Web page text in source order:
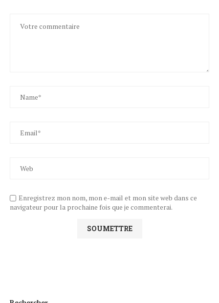
Enregistrez mon nom, mon e-mail et mon site web dans ce
navigateur pour la prochaine fois que je commenterai.